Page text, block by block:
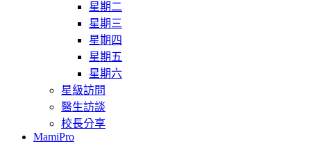
星期二
星期三
星期四
星期五
星期六
星級訪問
醫生訪談
校長分享
MamiPro